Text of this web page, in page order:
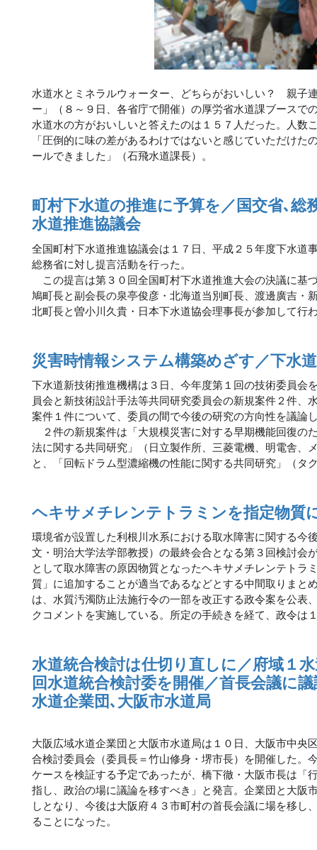
水道水とミネラルウォーター、どちらがおいしい？ 親子
ー」（８～９日、各省庁で開催）の厚労省水道課ブースで
水道水の方がおいしいと答えたのは１５７人だった。人数
「圧倒的に味の差があるわけではないと感じていただけ
ールできました」（石飛水道課長）。
町村下水道の推進に予算を／国交省､総
水道推進協議会
全国町村下水道推進協議会は１７日、平成２５年度下水道
総務省に対し提言活動を行った。
この提言は第３０回全国町村下水道推進大会の決議に基
鳩町長と副会長の泉亭俊彦・北海道当別町長、渡邊廣吉・
北町長と曽小川久貴・日本下水道協会理事長が参加して行
災害時情報システム構築めざす／下水
下水道新技術推進機構は３日、今年度第１回の技術委員会
員会と新技術設計手法等共同研究委員会の新規案件２件、
案件１件について、委員の間で今後の研究の方向性を議論
２件の新規案件は「大規模災害に対する早期機能回復の
法に関する共同研究」（日立製作所、三菱電機、明電舎、
と、「回転ドラム型濃縮機の性能に関する共同研究」（タ
ヘキサメチレンテトラミンを指定物質
環境省が設置した利根川水系における取水障害に関する今
文・明治大学法学部教授）の最終会合となる第３回検討会
として取水障害の原因物質となったヘキサメチレンテトラ
質」に追加することが適当であるなどとする中間取りまと
は、水質汚濁防止法施行令の一部を改正する政令案を公表
クコメントを実施している。所定の手続きを経て、政令は
水道統合検討は仕切り直しに／府域１
回水道統合検討委を開催／首長会議に
水道企業団､大阪市水道局
大阪広域水道企業団と大阪市水道局は１０日、大阪市中央
合検討委員会（委員長＝竹山修身・堺市長）を開催した。
ケースを検証する予定であったが、橋下徹・大阪市長は「
指し、政治の場に議論を移すべき」と発言。企業団と大阪
しとなり、今後は大阪府４３市町村の首長会議に場を移し
ることになった。